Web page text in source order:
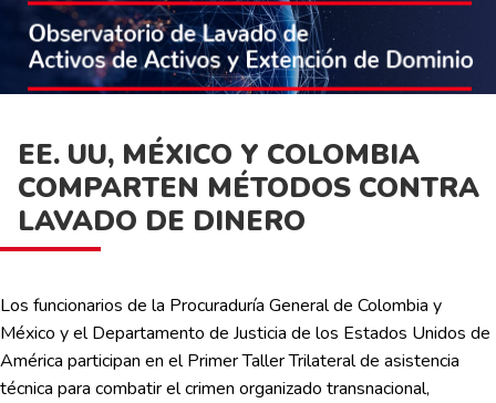
EE. UU, MÉXICO Y COLOMBIA
COMPARTEN MÉTODOS CONTRA
LAVADO DE DINERO
Los funcionarios de la Procuraduría General de Colombia y
México y el Departamento de Justicia de los Estados Unidos de
América participan en el Primer Taller Trilateral de asistencia
técnica para combatir el crimen organizado transnacional,